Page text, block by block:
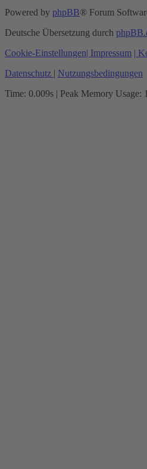
Powered by phpBB® Forum
Deutsche Übersetzung durch
Cookie-Einstellungen| Impressum |
Datenschutz | Nutzungsbedingungen
Time: 0.009s | Peak Memory